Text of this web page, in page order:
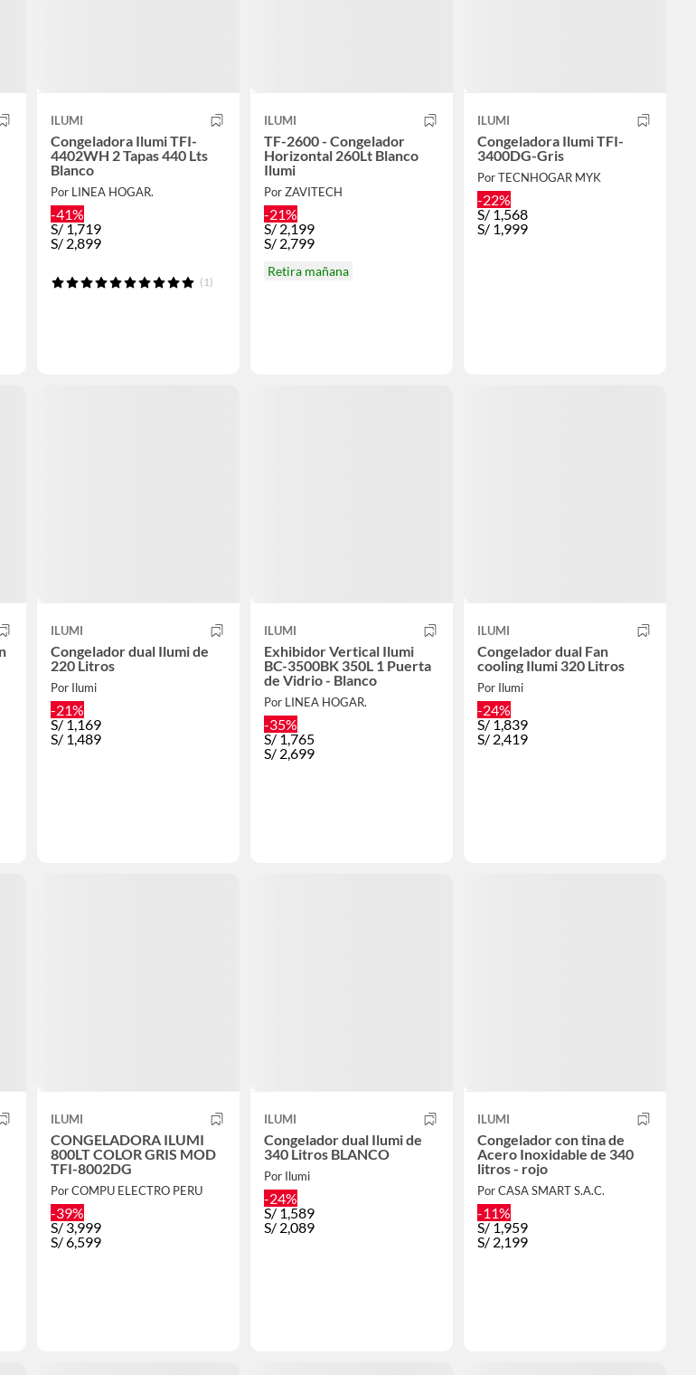
ILUMI
Congeladora Ilumi TFI-
4402WH 2 Tapas 440 Lts
Blanco
Por LINEA HOGAR.
-41%
S/ 1,719
S/ 2,899
(1)
ILUMI
TF-2600 - Congelador
Horizontal 260Lt Blanco
Ilumi
Por ZAVITECH
-21%
S/ 2,199
S/ 2,799
Retira mañana
ILUMI
Congeladora Ilumi TFI-
3400DG-Gris
Por TECNHOGAR MYK
-22%
S/ 1,568
S/ 1,999
ILUMI
Congelador dual Ilumi de
220 Litros
Por Ilumi
-21%
S/ 1,169
S/ 1,489
ILUMI
Exhibidor Vertical Ilumi
BC-3500BK 350L 1 Puerta
de Vidrio - Blanco
Por LINEA HOGAR.
-35%
S/ 1,765
S/ 2,699
ILUMI
Congelador dual Fan
cooling Ilumi 320 Litros
Por Ilumi
-24%
S/ 1,839
S/ 2,419
ILUMI
CONGELADORA ILUMI
800LT COLOR GRIS MOD
TFI-8002DG
Por COMPU ELECTRO PERU
-39%
S/ 3,999
S/6,599
ILUMI
Congelador dual Ilumi de
340 Litros BLANCO
Por Ilumi
-24%
S/ 1,589
S/ 2,089
ILUMI
Congelador con tina de
Acero Inoxidable de 340
litros - rojo
Por CASA SMART S.A.C.
-11%
S/ 1,959
S/ 2,199